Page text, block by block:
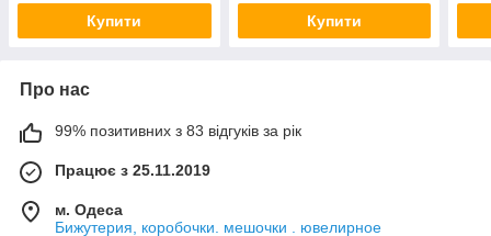
Купити Купити
Про нас
99% позитивних з 83 відгуків за рік
Працює з 25.11.2019
м. Одеса
Бижутерия, коробочки. мешочки . ювелирное